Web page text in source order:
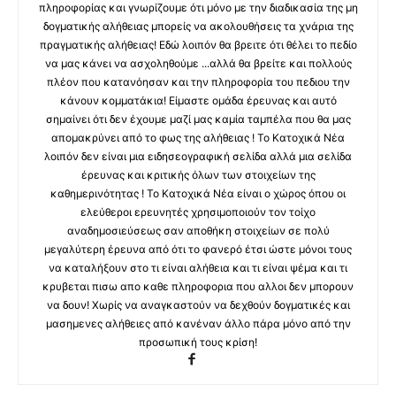
πληροφορίας και γνωρίζουμε ότι μόνο με την διαδικασία της μη
δογματικής αλήθειας μπορείς να ακολουθήσεις τα χνάρια της
πραγματικής αλήθειας! Εδώ λοιπόν θα βρειτε ότι θέλει το πεδίο
να μας κάνει να ασχοληθούμε ...αλλά θα βρείτε και πολλούς
πλέον που κατανόησαν και την πληροφορία του πεδιου την
κάνουν κομματάκια! Είμαστε ομάδα έρευνας και αυτό
σημαίνει ότι δεν έχουμε μαζί μας καμία ταμπέλα που θα μας
απομακρύνει από το φως της αλήθειας ! Το Κατοχικά Νέα
λοιπόν δεν είναι μια ειδησεογραφική σελίδα αλλά μια σελίδα
έρευνας και κριτικής όλων των στοιχείων της
καθημερινότητας ! Το Κατοχικά Νέα είναι ο χώρος όπου οι
ελεύθεροι ερευνητές χρησιμοποιούν τον τοίχο
αναδημοσιεύσεως σαν αποθήκη στοιχείων σε πολύ
μεγαλύτερη έρευνα από ότι το φανερό έτσι ώστε μόνοι τους
να καταλήξουν στο τι είναι αλήθεια και τι είναι ψέμα και τι
κρυβεται πισω απο καθε πληροφορια που αλλοι δεν μπορουν
να δουν! Χωρίς να αναγκαστούν να δεχθούν δογματικές και
μασημενες αλήθειες από κανέναν άλλο πάρα μόνο από την
προσωπική τους κρίση!